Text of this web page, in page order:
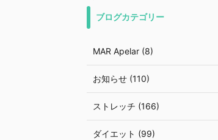
ブログカテゴリー
MAR Apelar (8)
お知らせ (110)
ストレッチ (166)
ダイエット (99)